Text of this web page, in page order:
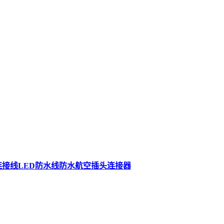
接线LED防水线防水航空插头连接器